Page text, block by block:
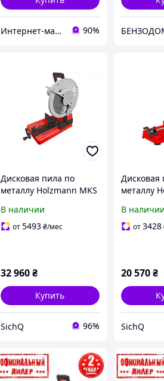
Интернет-магазин "AKB-OK" 90%
Дисковая пила по
металлу Holzmann MKS
В наличии
от5493₴/мес
32 960₴
Купить
SichQ 96%
Дисковая
металлу
В наличии
от3428
20 570 ₴
SichQ